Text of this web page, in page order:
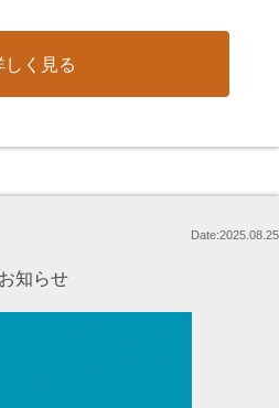
しく見る
Date:2025.08.25
知らせ